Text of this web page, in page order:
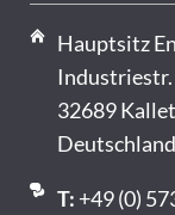
Hauptsitz
Industriestr.
32689
Deutschland
T: +49 (0)